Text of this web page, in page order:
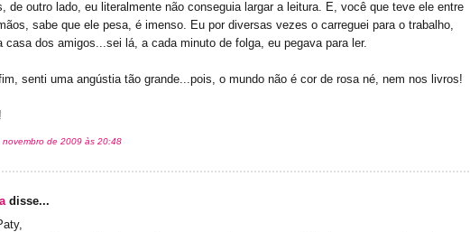
de outro lado, eu literalmente não conseguia largar a leitura. E, você que teve ele entre
sabe que ele pesa, é imenso. Eu por diversas vezes o carreguei para o trabalho,
casa dos amigos...sei lá, a cada minuto de folga, eu pegava para ler.
senti uma angústia tão grande...pois, o mundo não é cor de rosa né, nem nos livros!
novembro de 2009 às 20:48
disse...